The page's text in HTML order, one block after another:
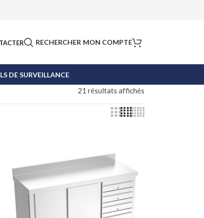
RECHERCHER MON COMPTE
DE SURVEILLANCE
21 résultats affichés